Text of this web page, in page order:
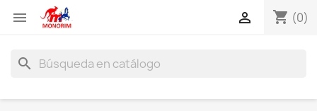
 shopping_cart (0)

search